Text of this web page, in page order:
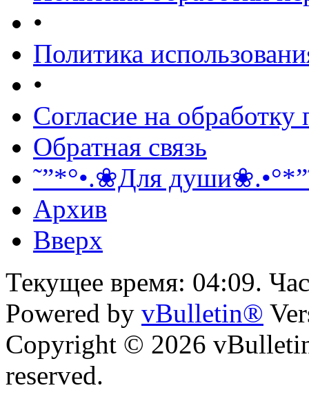
•
Политика
•
Согласие на
Обратная связь
˜”*°•.❀Для
Архив
Вверх
Текущее время: 04:09.
Powered by vBulletin®
Copyright © 2026
reserved.